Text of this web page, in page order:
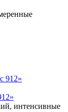
интенсивные